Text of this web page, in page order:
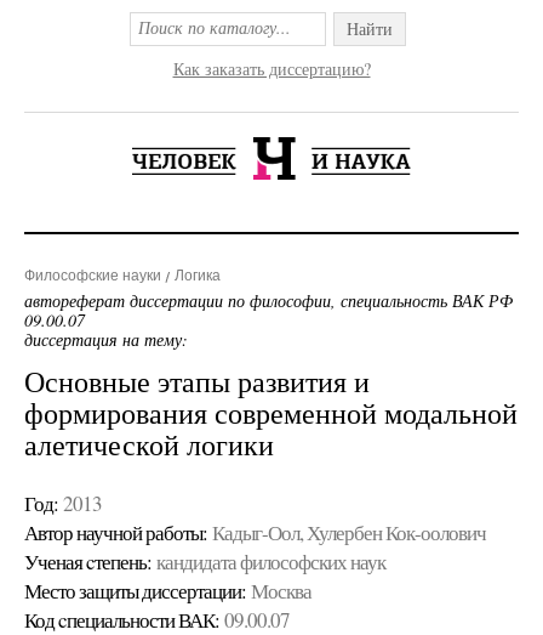
Найти
Как заказать диссертацию?
Философские науки Логика
автореферат диссертации по философии, специальность ВАК РФ
09.00.07
диссертация на тему:
Основные этапы развития и
формирования современной модальной
алетической логики
Год: 2013
Автор научной работы: Кадыг-Оол, Хулербен Кок-оолович
Ученая cтепень: кандидата философских наук
Место защиты диссертации: Москва
Код cпециальности ВАК: 09.00.07